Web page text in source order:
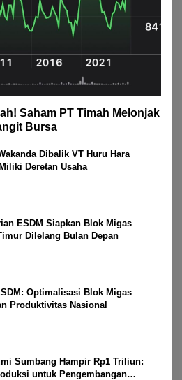
Saham PT Timah Melonjak
Bursa
Dibalik VT Huru Hara
Deretan Usaha
ESDM Siapkan Blok Migas
Dilelang Bulan Depan
Optimalisasi Blok Migas
Produktivitas Nasional
Sumbang Hampir Rp1 Triliun:
untuk Pengembangan